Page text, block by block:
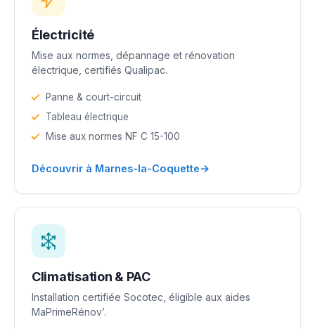
Électricité
Mise aux normes, dépannage et rénovation
électrique, certifiés Qualipac.
Panne & court-circuit
Tableau électrique
Mise aux normes NF C 15-100
Découvrir à Marnes-la-Coquette→
Climatisation & PAC
Installation certifiée Socotec, éligible aux aides
MaPrimeRénov’.